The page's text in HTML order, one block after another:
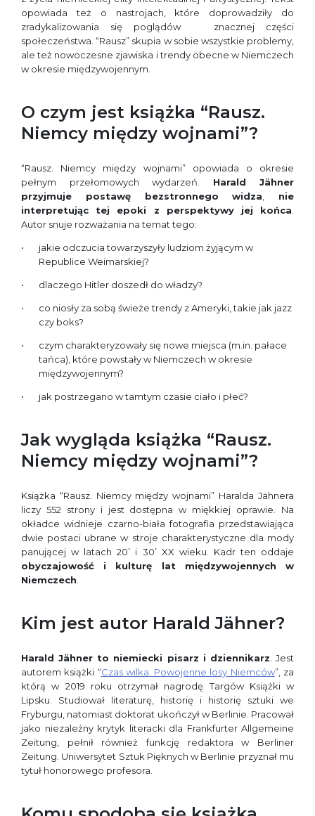
opowiada też o nastrojach, które doprowadziły do
zradykalizowania się poglądów znacznej części
społeczeństwa. “Rausz” skupia w sobie wszystkie problemy,
ale też nowoczesne zjawiska i trendy obecne w Niemczech
w okresie międzywojennym.
O czym jest książka “Rausz.
Niemcy między wojnami”?
“Rausz. Niemcy między wojnami” opowiada o okresie
pełnym przełomowych wydarzeń. Harald Jähner
przyjmuje postawę bezstronnego widza
nie
interpretując tej epoki z perspektywy jej końca
Autor snuje rozważania na temat tego:
jakie odczucia towarzyszyły ludziom żyjącym w
Republice Weimarskiej?
dlaczego Hitler doszedł do władzy?
co niosły za sobą świeże trendy z Ameryki, takie jak jazz
czy boks?
czym charakteryzowały się nowe miejsca (m.in. pałace
tańca), które powstały w Niemczech w okresie
międzywojennym?
jak postrzegano w tamtym czasie ciało i płeć?
Jak wygląda książka “Rausz.
Niemcy między wojnami”?
Książka “Rausz. Niemcy między wojnami” Haralda Jähnera
liczy 552 strony i jest dostępna w miękkiej oprawie. Na
okładce widnieje czarno-biała fotografia przedstawiająca
dwie postaci ubrane w stroje charakterystyczne dla mody
panującej w latach 20’ i 30’ XX wieku. Kadr ten oddaje
obyczajowość i kulturę lat międzywojennych w
Niemczech
Kim jest autor Harald Jähner?
Harald Jähner to niemiecki pisarz i dziennikarz . Jest
autorem książki “Czas wilka. Powojenne losy Niemców”, za
którą w 2019 roku otrzymał nagrodę Targów Książki w
Lipsku. Studiował literaturę, historię i historię sztuki we
Fryburgu, natomiast doktorat ukończył w Berlinie. Pracował
jako niezależny krytyk literacki dla Frankfurter Allgemeine
Zeitung, pełnił również funkcję redaktora w Berliner
Zeitung. Uniwersytet Sztuk Pięknych w Berlinie przyznał mu
tytuł honorowego profesora.